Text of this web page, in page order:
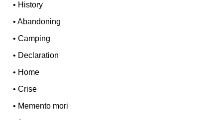
• History
•Abandoning
•Camping
• Declaration
• Home
•Crise
• Memento mori